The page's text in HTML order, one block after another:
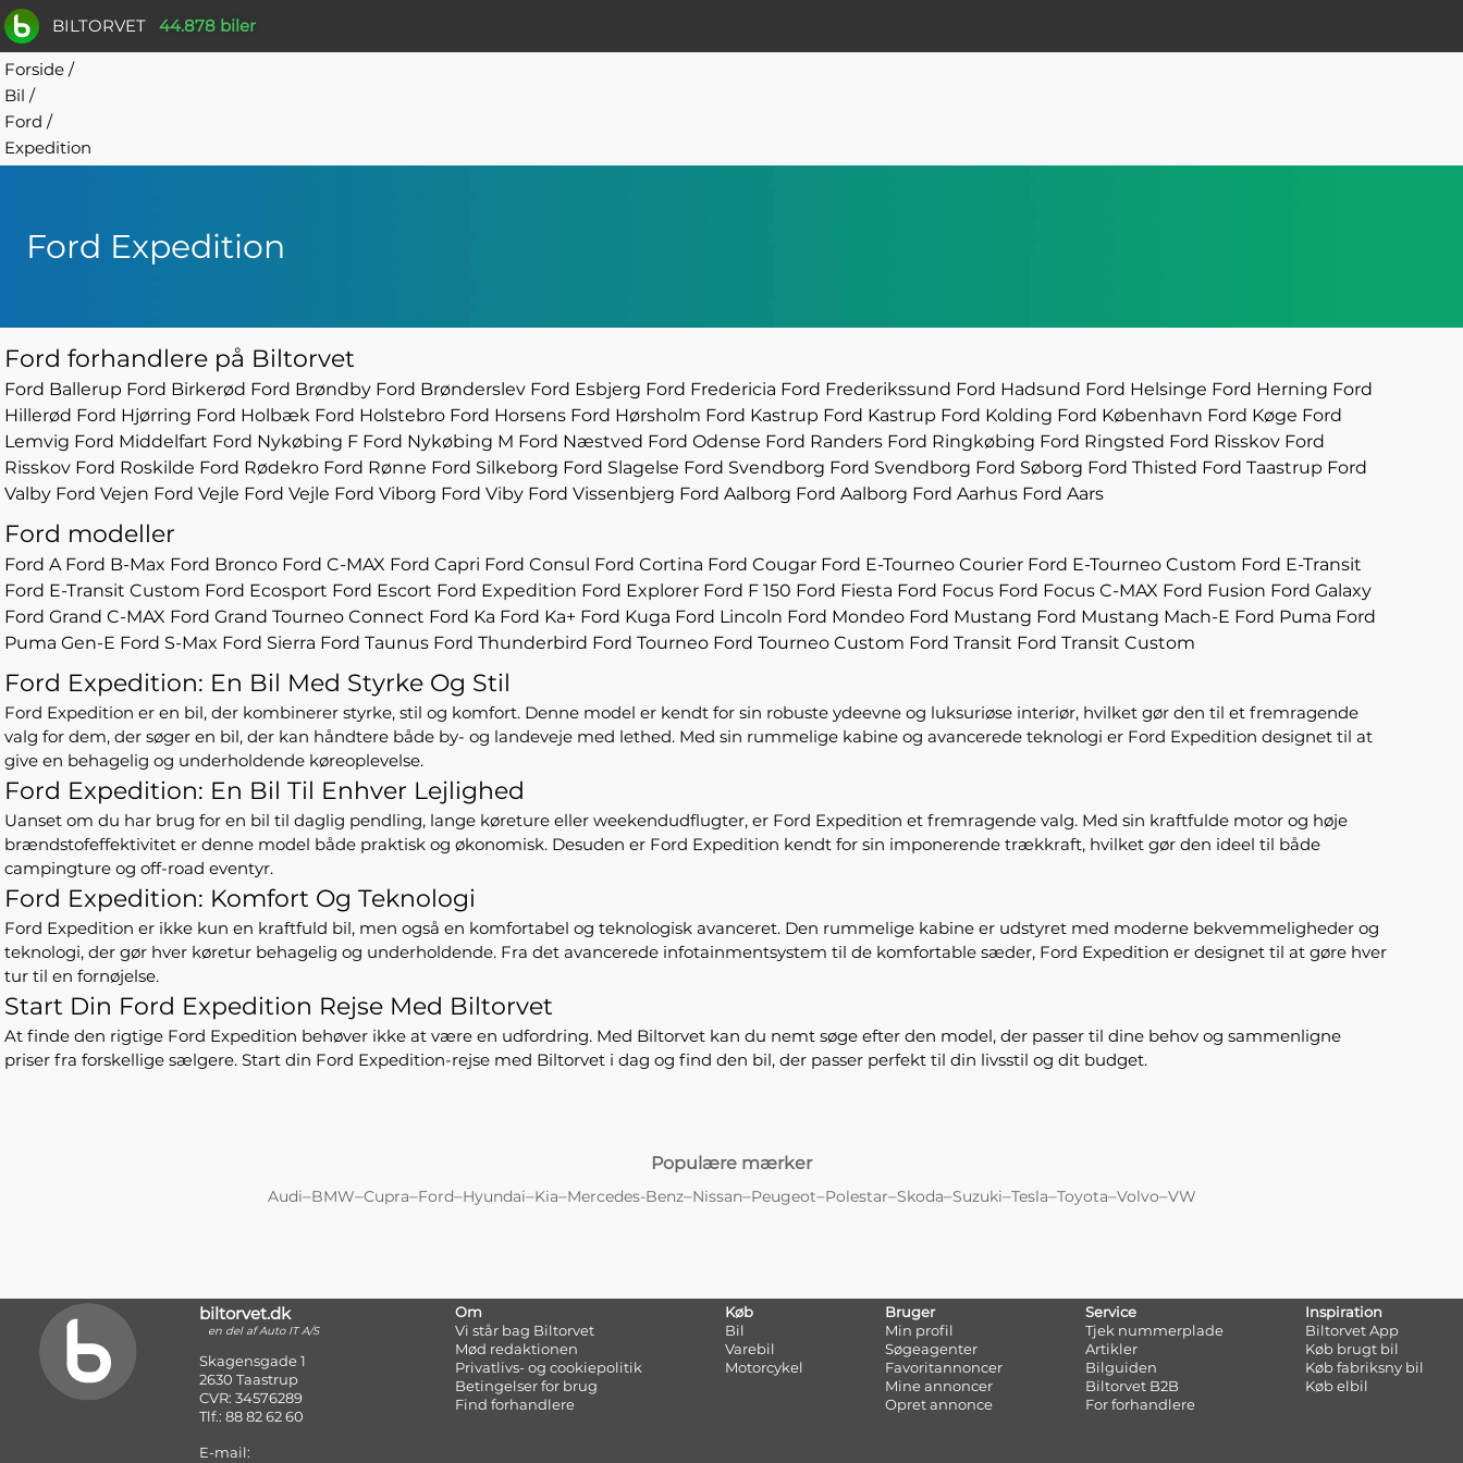
BILTORVET 44.878 biler
Forside /
Bil /
Ford /
Expedition
Ford Expedition
Ford forhandlere på Biltorvet
Ford Ballerup Ford Birkerød Ford Brøndby Ford Brønderslev Ford Esbjerg Ford Fredericia Ford Frederikssund Ford Hadsund Ford Helsinge Ford Herning Ford
Hillerød Ford Hjørring Ford Holbæk Ford Holstebro Ford Horsens Ford Hørsholm Ford Kastrup Ford Kastrup Ford Kolding Ford København Ford Køge Ford
Lemvig Ford Middelfart Ford Nykøbing F Ford Nykøbing M Ford Næstved Ford Odense Ford Randers Ford Ringkøbing Ford Ringsted Ford Risskov Ford
Risskov Ford Roskilde Ford Rødekro Ford Rønne Ford Silkeborg Ford Slagelse Ford Svendborg Ford Svendborg Ford Søborg Ford Thisted Ford Taastrup Ford
Valby Ford Vejen Ford Vejle Ford Vejle Ford Viborg Ford Viby Ford Vissenbjerg Ford Aalborg Ford Aalborg Ford Aarhus Ford Aars
Ford modeller
Ford A Ford B-Max Ford Bronco Ford C-MAX Ford Capri Ford Consul Ford Cortina Ford Cougar Ford E-Tourneo Courier Ford E-Tourneo Custom Ford E-Transit
Ford E-Transit Custom Ford Ecosport Ford Escort Ford Expedition Ford Explorer Ford F 150 Ford Fiesta Ford Focus Ford Focus C-MAX Ford Fusion Ford Galaxy
Ford Grand C-MAX Ford Grand Tourneo Connect Ford Ka Ford Ka+ Ford Kuga Ford Lincoln Ford Mondeo Ford Mustang Ford Mustang Mach-E Ford Puma Ford
Puma Gen-E Ford S-Max Ford Sierra Ford Taunus Ford Thunderbird Ford Tourneo Ford Tourneo Custom Ford Transit Ford Transit Custom
Ford Expedition: En Bil Med Styrke Og Stil
Ford Expedition er en bil, der kombinerer styrke, stil og komfort. Denne model er kendt for sin robuste ydeevne og luksuriøse interiør, hvilket gør den til et fremragende
valg for dem, der søger en bil, der kan håndtere både by- og landeveje med lethed. Med sin rummelige kabine og avancerede teknologi er Ford Expedition designet til at
give en behagelig og underholdende køreoplevelse.
Ford Expedition: En Bil Til Enhver Lejlighed
Uanset om du har brug for en bil til daglig pendling, lange køreture eller weekendudflugter, er Ford Expedition et fremragende valg. Med sin kraftfulde motor og høje
brændstofeffektivitet er denne model både praktisk og økonomisk. Desuden er Ford Expedition kendt for sin imponerende trækkraft, hvilket gør den ideel til både
campingture og off-road eventyr.
Ford Expedition: Komfort Og Teknologi
Ford Expedition er ikke kun en kraftfuld bil, men også en komfortabel og teknologisk avanceret. Den rummelige kabine er udstyret med moderne bekvemmeligheder og
teknologi, der gør hver køretur behagelig og underholdende. Fra det avancerede infotainmentsystem til de komfortable sæder, Ford Expedition er designet til at gøre hver
tur til en fornøjelse.
Start Din Ford Expedition Rejse Med Biltorvet
At finde den rigtige Ford Expedition behøver ikke at være en udfordring. Med Biltorvet kan du nemt søge efter den model, der passer til dine behov og sammenligne
priser fra forskellige sælgere. Start din Ford Expedition-rejse med Biltorvet i dag og find den bil, der passer perfekt til din livsstil og dit budget.
Populære mærker
Audi–BMW–Cupra–Ford–Hyundai–Kia–Mercedes-Benz–Nissan–Peugeot–Polestar–Skoda–Suzuki–Tesla–Toyota–Volvo–VW
Om
Vi står bag Biltorvet
Mød redaktionen
Privatlivs- og cookiepolitik
Betingelser for brug
Find forhandlere
Køb
Bil
Varebil
Motorcykel
Bruger
Min profil
Søgeagenter
Favoritannoncer
Mine annoncer
Opret annonce
Service
Tjek nummerplade
Artikler
Bilguiden
Biltorvet B2B
For forhandlere
Inspiration
Biltorvet App
Køb brugt bil
Køb fabriksny bil
Køb elbil
biltorvet.dk
en del af Auto IT A/S
Skagensgade 1
2630 Taastrup
CVR: 34576289
Tlf.: 88 82 62 60
E-mail: